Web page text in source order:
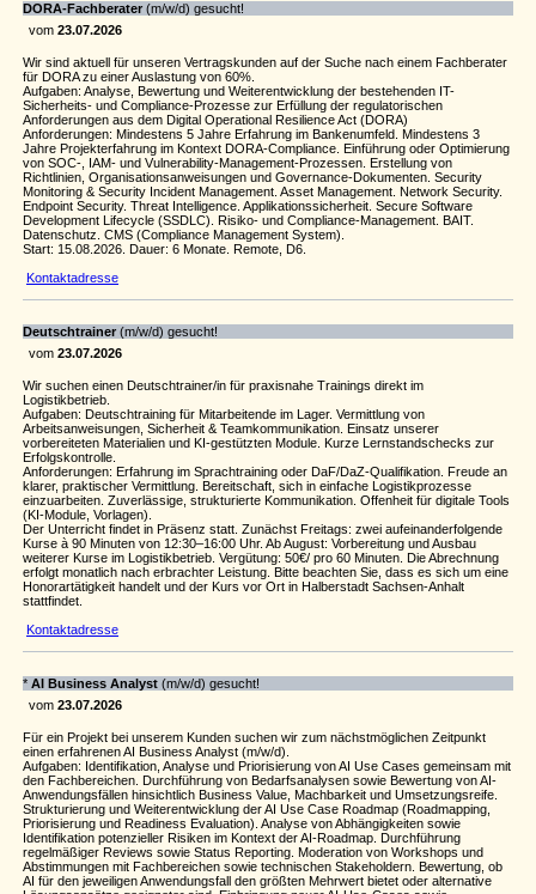
DORA-Fachberater (m/w/d) gesucht!
vom 23.07.2026
Wir sind aktuell für unseren Vertragskunden auf der Suche nach einem Fachberater
für DORA zu einer Auslastung von 60%.
Aufgaben: Analyse, Bewertung und Weiterentwicklung der bestehenden IT-
Sicherheits- und Compliance-Prozesse zur Erfüllung der regulatorischen
Anforderungen aus dem Digital Operational Resilience Act (DORA)
Anforderungen: Mindestens 5 Jahre Erfahrung im Bankenumfeld. Mindestens 3
Jahre Projekterfahrung im Kontext DORA-Compliance. Einführung oder Optimierung
von SOC-, IAM- und Vulnerability-Management-Prozessen. Erstellung von
Richtlinien, Organisationsanweisungen und Governance-Dokumenten. Security
Monitoring & Security Incident Management. Asset Management. Network Security.
Endpoint Security. Threat Intelligence. Applikationssicherheit. Secure Software
Development Lifecycle (SSDLC). Risiko- und Compliance-Management. BAIT.
Datenschutz. CMS (Compliance Management System).
Start: 15.08.2026. Dauer: 6 Monate. Remote, D6.
Kontaktadresse
Deutschtrainer (m/w/d) gesucht!
vom 23.07.2026
Wir suchen einen Deutschtrainer/in für praxisnahe Trainings direkt im
Logistikbetrieb.
Aufgaben: Deutschtraining für Mitarbeitende im Lager. Vermittlung von
Arbeitsanweisungen, Sicherheit & Teamkommunikation. Einsatz unserer
vorbereiteten Materialien und KI‑gestützten Module. Kurze Lernstandschecks zur
Erfolgskontrolle.
Anforderungen: Erfahrung im Sprachtraining oder DaF/DaZ‑Qualifikation. Freude an
klarer, praktischer Vermittlung. Bereitschaft, sich in einfache Logistikprozesse
einzuarbeiten. Zuverlässige, strukturierte Kommunikation. Offenheit für digitale Tools
(KI‑Module, Vorlagen).
Der Unterricht findet in Präsenz statt. Zunächst Freitags: zwei aufeinanderfolgende
Kurse à 90 Minuten von 12:30–16:00 Uhr. Ab August: Vorbereitung und Ausbau
weiterer Kurse im Logistikbetrieb. Vergütung: 50€/ pro 60 Minuten. Die Abrechnung
erfolgt monatlich nach erbrachter Leistung. Bitte beachten Sie, dass es sich um eine
Honorartätigkeit handelt und der Kurs vor Ort in Halberstadt Sachsen-Anhalt
stattfindet.
Kontaktadresse
* AI Business Analyst (m/w/d) gesucht!
vom 23.07.2026
Für ein Projekt bei unserem Kunden suchen wir zum nächstmöglichen Zeitpunkt
einen erfahrenen AI Business Analyst (m/w/d).
Aufgaben: Identifikation, Analyse und Priorisierung von AI Use Cases gemeinsam mit
den Fachbereichen. Durchführung von Bedarfsanalysen sowie Bewertung von AI-
Anwendungsfällen hinsichtlich Business Value, Machbarkeit und Umsetzungsreife.
Strukturierung und Weiterentwicklung der AI Use Case Roadmap (Roadmapping,
Priorisierung und Readiness Evaluation). Analyse von Abhängigkeiten sowie
Identifikation potenzieller Risiken im Kontext der AI-Roadmap. Durchführung
regelmäßiger Reviews sowie Status Reporting. Moderation von Workshops und
Abstimmungen mit Fachbereichen sowie technischen Stakeholdern. Bewertung, ob
AI für den jeweiligen Anwendungsfall den größten Mehrwert bietet oder alternative